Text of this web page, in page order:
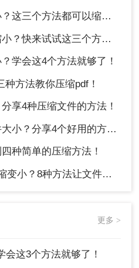
三个方法都可以缩小！
快来试试这三个方法！
学会这4个方法就够了！
方法教你压缩pdf！
享4种压缩文件的方法！
4个好用的方法，简单又快捷！
种简单的压缩方法！
8种方法让文件轻松"瘦身"！
更多 >
会这3个方法就够了！